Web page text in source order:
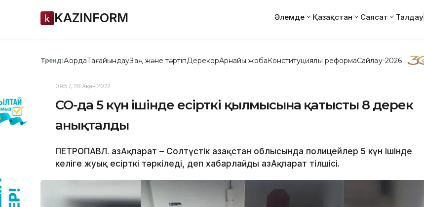
KAZINFORM Әлемде Қазақстан Саясат Талдау
Тренд:АқордаТағайындауЗаң және тәртіпДерекқорАрнайы жобаКонституциялық реформаСайлау-2026
09:57, 28 Ақпан 2022
СҚО-да 5 күн ішінде есірткі қылмысына қатысты 8 дерек
анықталды
ПЕТРОПАВЛ. ҚазАқпарат – Солтүстік Қазақстан облысында полицейлер 5 күн ішінде
келіге жуық есірткі тәркіледі, деп хабарлайды ҚазАқпарат тілшісі.